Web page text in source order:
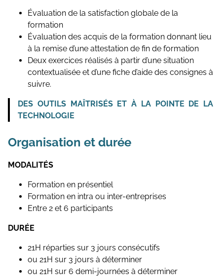
Évaluation de la satisfaction globale de la
formation
Évaluation des acquis de la formation donnant lieu
à la remise d’une attestation de fin de formation
Deux exercices réalisés à partir d’une situation
contextualisée et d’une fiche d’aide des consignes à
suivre.
DES OUTILS MAÎTRISÉS ET À LA POINTE DE LA
TECHNOLOGIE
Organisation et durée
MODALITÉS
Formation en présentiel
Formation en intra ou inter-entreprises
Entre 2 et 6 participants
DURÉE
21H réparties sur 3 jours consécutifs
ou 21H sur 3 jours à déterminer
ou 21H sur 6 demi-journées à déterminer